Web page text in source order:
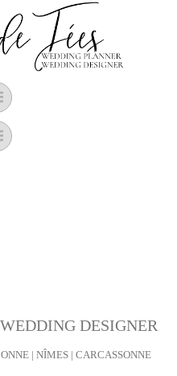
au
DESIGNER
| NÎMES | CARCASSONNE